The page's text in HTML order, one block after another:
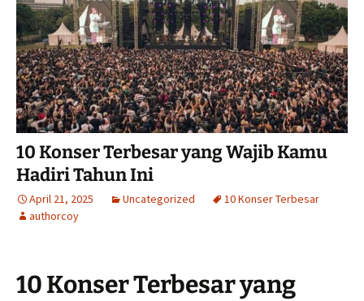
10 Konser Terbesar yang Wajib Kamu
Hadiri Tahun Ini
April 21, 2025 Uncategorized
10 Konser Terbesar
authorcoy
10 Konser Terbesar yang